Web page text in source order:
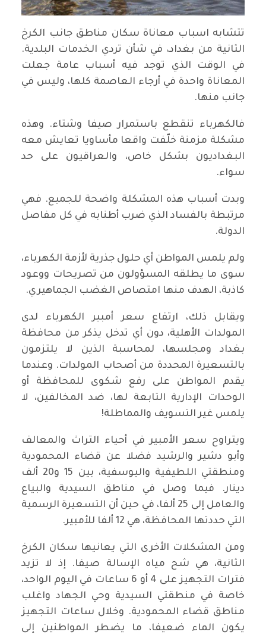
تتشابه اسباب معاناة سكان مناطق جانب الكرخ
الثانية من بغداد، في شأن تردي الخدمات البلدية.
في الوقت الذي توجد فيه أسباب عامة جعلت
المعاناة واحدة في أرجاء العاصمة كلها، وليس في
جانب منها.
فالكهرباء تنقطع باستمرار صيفا وشتاء. وهذه
مشكلة مزمنة خلّفت واقعا مأساويا تعايش معه
البغداديون بشكل خاص، والعراقيون على حد
سواء.
وبدت أسباب هذه المشكلة واضحة للجميع. فهي
مرتبطة بالفساد الذي ضرب أطنابه في كل مفاصل
الدولة.
ولم يلمس المواطن أي حلول جذرية لأزمة الكهرباء،
سوى ما يطلقه المسؤولون من تصريحات ووعود
كاذبة، الهدف منها امتصاص الغضب الجماهيري.
ويقابل ذلك، ارتفاع سعر أمبير الكهرباء لدى
المولدات الأهلية، دون أي تدخل يذكر من محافظة
بغداد ومجلسها، لمحاسبة الذين لا يلتزمون
بالتسعيرة المحددة من أصحاب المولدات. وعندما
يقدم المواطن على رفع شكوى للمحافظة أو
الوحدات الإدارية التابعة لها، ضد المخالفين، لا
يلمس غير التسويف والمماطلة!
ويتراوح سعر الأمبير في أحياء التراث والمعالف
وأبو دشير والرشيد فضلا عن قضاء المحمودية
ومنطقتي اللطيفية واليوسفية، بين 15 و20 ألف
دينار. فيما وصل في مناطق السيدية والبياع
والعامل إلى 25 ألفا، في حين أن التسعيرة الرسمية
التي حددتها المحافظة، هي 12 ألفا للأمبير.
ومن المشكلات الأخرى التي يعانيها سكان الكرخ
الثانية، هي شح مياه الإسالة صيفا. إذ لا تزيد
فترات التجهيز على 4 أو 6 ساعات في اليوم الواحد،
خاصة في منطقتي السيدية وحي الجهاد واغلب
مناطق قضاء المحمودية. وخلال ساعات التجهيز
يكون الماء ضعيفا، ما يضطر المواطنين إلى